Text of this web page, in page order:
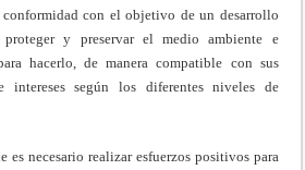
conformidad con el objetivo de un desarrollo
y preservar el medio ambiente e
hacerlo, de manera compatible con sus
intereses según los diferentes niveles de
es necesario realizar esfuerzos positivos para